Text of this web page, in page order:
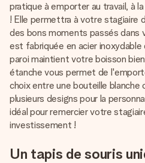
pratique à emporter au travail, à
! Elle permettra à votre stagiaire
des bons moments passés dans
est fabriquée en acier
paroi maintient votre boisson
étanche vous permet de
choix entre une bouteille blanche
plusieurs designs pour la
idéal pour remercier votre
investissement !
Un tapis de souris